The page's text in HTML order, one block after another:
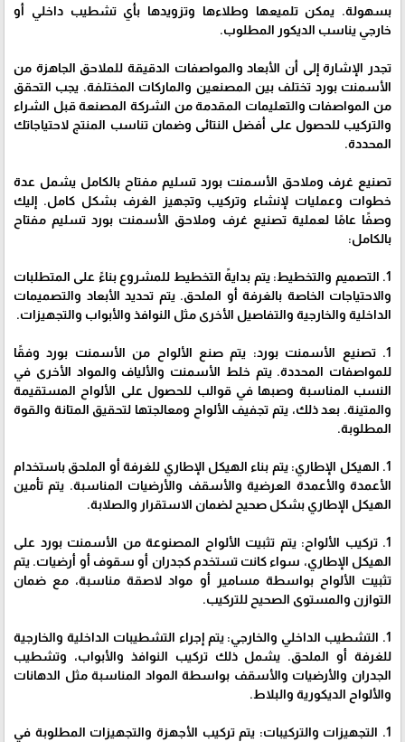
بسهولة. يمكن تلميعها وطلاءها وتزويدها بأي تشطيب داخلي أو
خارجي يناسب الديكور المطلوب.
تجدر الإشارة إلى أن الأبعاد والمواصفات الدقيقة للملاحق الجاهزة من
الأسمنت بورد تختلف بين المصنعين والماركات المختلفة. يجب التحقق
من المواصفات والتعليمات المقدمة من الشركة المصنعة قبل الشراء
والتركيب للحصول على أفضل النتائى وضمان تناسب المنتج لاحتياجاتك
المحددة.
تصنيع غرف وملاحق الأسمنت بورد تسليم مفتاح بالكامل يشمل عدة
خطوات وعمليات لإنشاء وتركيب وتجهيز الغرف بشكل كامل. إليك
وصفًا عامًا لعملية تصنيع غرف وملاحق الأسمنت بورد تسليم مفتاح
بالكامل:
1. التصميم والتخطيط: يتم بدايةً التخطيط للمشروع بناءً على المتطلبات
والاحتياجات الخاصة بالغرفة أو الملحق. يتم تحديد الأبعاد والتصميمات
الداخلية والخارجية والتفاصيل الأخرى مثل النوافذ والأبواب والتجهيزات.
1. تصنيع الأسمنت بورد: يتم صنع الألواح من الأسمنت بورد وفقًا
للمواصفات المحددة. يتم خلط الأسمنت والألياف والمواد الأخرى في
النسب المناسبة وصبها في قوالب للحصول على الألواح المستقيمة
والمتينة. بعد ذلك، يتم تجفيف الألواح ومعالجتها لتحقيق المتانة والقوة
المطلوبة.
1. الهيكل الإطاري: يتم بناء الهيكل الإطاري للغرفة أو الملحق باستخدام
الأعمدة والأعمدة العرضية والأسقف والأرضيات المناسبة. يتم تأمين
الهيكل الإطاري بشكل صحيح لضمان الاستقرار والصلابة.
1. تركيب الألواح: يتم تثبيت الألواح المصنوعة من الأسمنت بورد على
الهيكل الإطاري، سواء كانت تستخدم كجدران أو سقوف أو أرضيات. يتم
تثبيت الألواح بواسطة مسامير أو مواد لاصقة مناسبة، مع ضمان
التوازن والمستوى الصحيح للتركيب.
1. التشطيب الداخلي والخارجي: يتم إجراء التشطيبات الداخلية والخارجية
للغرفة أو الملحق. يشمل ذلك تركيب النوافذ والأبواب، وتشطيب
الجدران والأرضيات والأسقف بواسطة المواد المناسبة مثل الدهانات
والألواح الديكورية والبلاط.
1. التجهيزات والتركيبات: يتم تركيب الأجهزة والتجهيزات المطلوبة في